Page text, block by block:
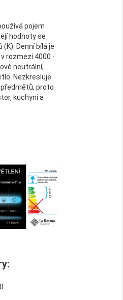
pojem
hodnoty se
Denní bílá je
rozmezí 4000 -
neutrální,
Nezkresluje
proto
kuchyní a